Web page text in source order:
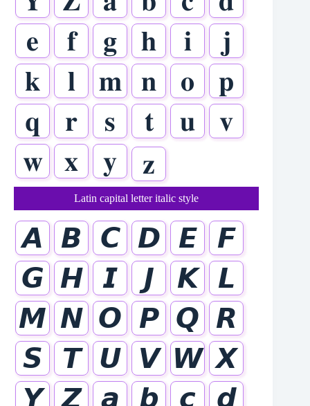
𝐞
𝐟 𝐠 𝐡 𝐢
𝐣
𝐤
𝐥 𝐦 𝐧 𝐨
𝐩
𝐪
𝐫 𝐬 𝐭 𝐮
𝐯
𝐰
𝐱 𝐲 𝐳
Latin capital letter italic style
𝘼 𝘽 𝘾 𝘿 𝙀
𝙁
𝙂 𝙃 𝙄 𝙅 𝙆
𝙇
𝙈 𝙉 𝙊 𝙋 𝙌 𝙍
𝙎
𝙏 𝙐 𝙑 𝙒 𝙓
𝙔 𝙕 𝙖 𝙗 𝙘
𝙙